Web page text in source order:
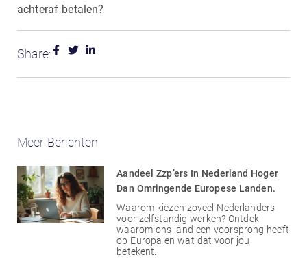
achteraf betalen?
Share:
Meer Berichten
Aandeel Zzp’ers In Nederland Hoger
Dan Omringende Europese Landen.
Waarom kiezen zoveel Nederlanders
voor zelfstandig werken? Ontdek
waarom ons land een voorsprong heeft
op Europa en wat dat voor jou
betekent.